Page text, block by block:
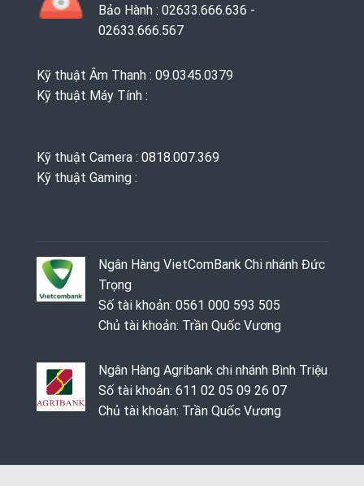
Bảo Hành : 02633.666.636 -
02633.666.567
Kỹ thuật Âm Thanh : 09.0345.0379
Kỹ thuật Máy Tính :
Kỹ thuật Camera : 0818.007.369
Kỹ thuật Gaming ‭: ‬
Ngân Hàng VietComBank Chi nhánh Đức
Trọng
Số tài khoản: 0561 000 593 505
Chủ tài khoản: Trần Quốc Vương
Ngân Hàng Agribank chi nhánh Bình Triệu
Số tài khoản: 611 02 05 09 26 07
Chủ tài khoản: Trần Quốc Vương